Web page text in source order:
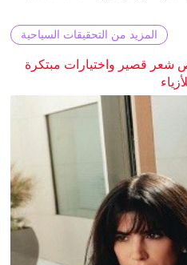
المزيد من التحقيقات السياحية
شعر قصير واختيارات مبتكرة